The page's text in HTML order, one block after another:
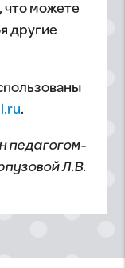
что можете
другие
.
педагогом-
Л.В.